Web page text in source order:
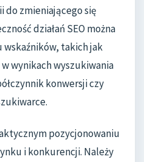
zmieniającego się
działań SEO można
wskaźników, takich jak
wynikach wyszukiwania
konwersji czy
pozycjonowaniu
i konkurencji. Należy